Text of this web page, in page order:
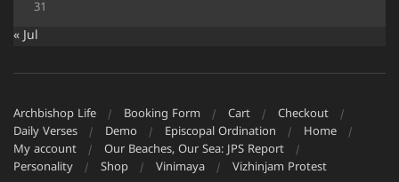
31
« Jul
Archbishop Life Booking Form Cart
Checkout
Daily Verses
Demo Episcopal Ordination
Home
My account
Our Beaches, Our Sea: JPS Report
Personality
Shop Vinimaya Vizhinjam Protest